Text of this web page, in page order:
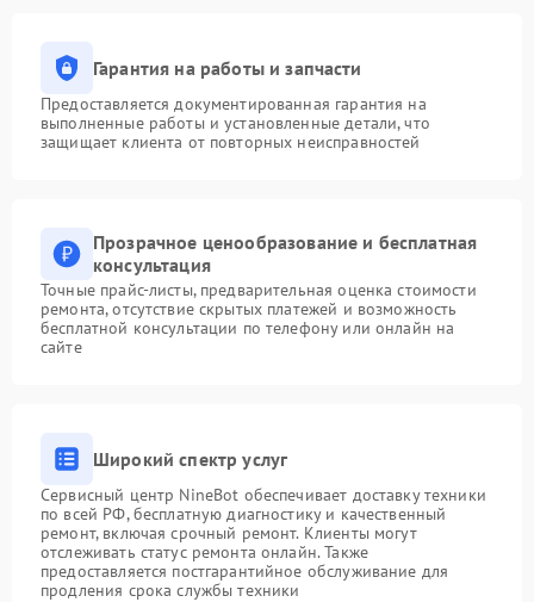
Гарантия на работы и запчасти
Предоставляется документированная гарантия на
выполненные работы и установленные детали, что
защищает клиента от повторных неисправностей
Прозрачное ценообразование и бесплатная
консультация
Точные прайс-листы, предварительная оценка стоимости
ремонта, отсутствие скрытых платежей и возможность
бесплатной консультации по телефону или онлайн на
сайте
Широкий спектр услуг
Сервисный центр NineBot обеспечивает доставку техники
по всей РФ, бесплатную диагностику и качественный
ремонт, включая срочный ремонт. Клиенты могут
отслеживать статус ремонта онлайн. Также
предоставляется постгарантийное обслуживание для
продления срока службы техники